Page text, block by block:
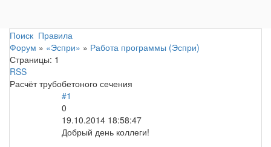
Поиск Правила
Форум » «Эспри» » Работа программы (Эспри)
Страницы: 1
RSS
Расчёт трубобетоного сечения
#1
0
19.10.2014 18:58:47
Добрый день коллеги!